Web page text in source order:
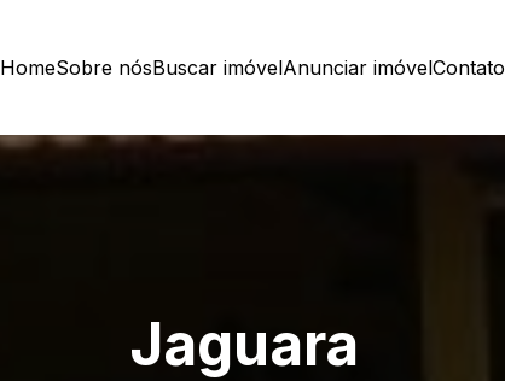
HomeSobre nósBuscar imóvelAnunciar imóvelContato
Jaguara